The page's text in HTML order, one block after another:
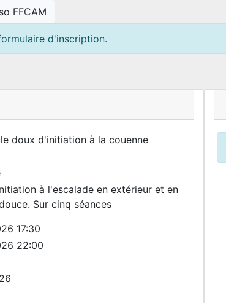
FFCAM
d'inscription.
doux d'initiation à la couenne
à l'escalade en extérieur et en
Sur cinq séances
17:30
22:00